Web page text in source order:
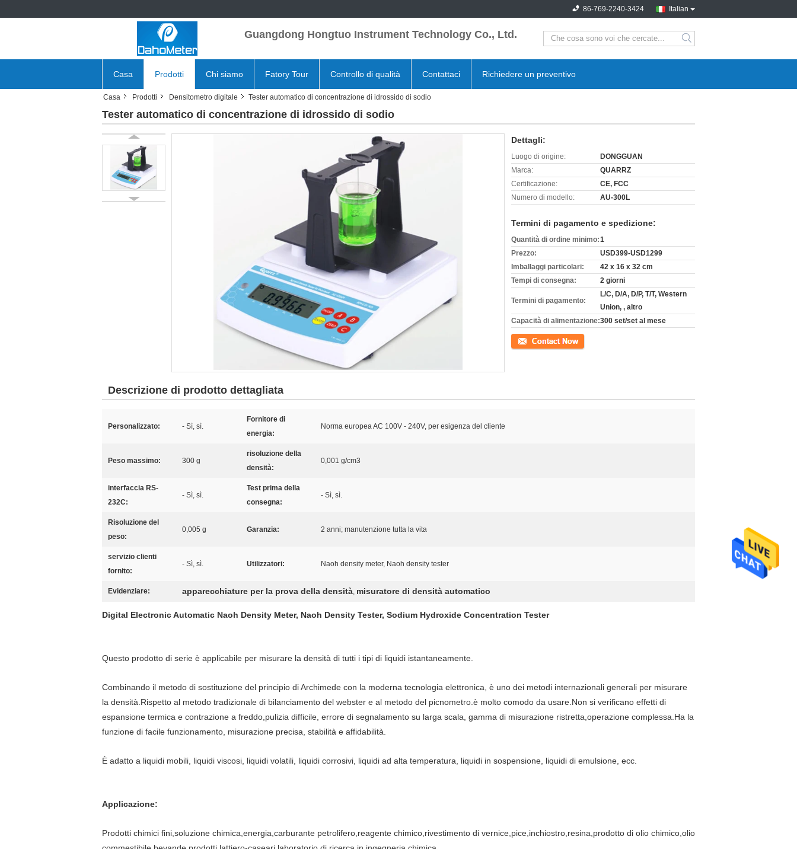
Italian
86-769-2240-3424
Guangdong Hongtuo Instrument Technology Co., Ltd.
search
Casa Prodotti Chi siamo Fatory Tour Controllo di qualità Contattaci Richiedere un preventivo
Casa Prodotti Densitometro digitale Tester automatico di concentrazione di idrossido di sodio
Tester automatico di concentrazione di idrossido di sodio
Dettagli:
Luogo di origine:
DONGGUAN
Marca:
QUARRZ
Certificazione:
CE, FCC
Numero di modello:
AU-300L
Termini di pagamento e spedizione:
Quantità di ordine minimo:1
Prezzo:
USD399-USD1299
Imballaggi particolari:
42 x 16 x 32 cm
Tempi di consegna:
2 giorni
Termini di pagamento:
L/C, D/A, D/P, T/T, Western
Union, , altro
Capacità di alimentazione:300 set/set al mese
Contatto
Descrizione di prodotto dettagliata
Personalizzato: - Sì, sì.
Fornitore di
energia:
Norma europea AC 100V - 240V, per esigenza del cliente
Peso massimo: 300 g
risoluzione della
densità:
0,001 g/cm3
interfaccia RS-
232C:
- Sì, sì.
Test prima della
consegna:
- Sì, sì.
Risoluzione del
peso:
0,005 g Garanzia: 2 anni; manutenzione tutta la vita
servizio clienti
fornito:
- Sì, sì. Utilizzatori: Naoh density meter, Naoh density tester
Evidenziare: apparecchiature per la prova della densità, misuratore di densità automatico
Digital Electronic Automatic Naoh Density Meter, Naoh Density Tester, Sodium Hydroxide Concentration Tester
Questo prodotto di serie è applicabile per misurare la densità di tutti i tipi di liquidi istantaneamente.
Combinando il metodo di sostituzione del principio di Archimede con la moderna tecnologia elettronica, è uno dei metodi internazionali generali per misurare
la densità.Rispetto al metodo tradizionale di bilanciamento del webster e al metodo del picnometro.è molto comodo da usare.Non si verificano effetti di
espansione termica e contrazione a freddo,pulizia difficile, errore di segnalamento su larga scala, gamma di misurazione ristretta,operazione complessa.Ha la
funzione di facile funzionamento, misurazione precisa, stabilità e affidabilità.
È adatto a liquidi mobili, liquidi viscosi, liquidi volatili, liquidi corrosivi, liquidi ad alta temperatura, liquidi in sospensione, liquidi di emulsione, ecc.
Applicazione:
Prodotti chimici fini,soluzione chimica,energia,carburante petrolifero,reagente chimico,rivestimento di vernice,pice,inchiostro,resina,prodotto di olio chimico,olio